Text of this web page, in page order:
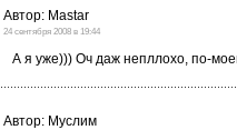
Автор: Mastar
24 сентября 2008 в 19:44
А я уже))) Оч даж непллохо, по-
Автор: Муслим